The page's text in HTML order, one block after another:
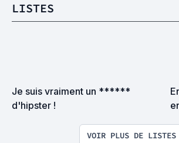
LISTES
Je suis vraiment un ******
d'hipster !
VOIR PLUS DE LISTES